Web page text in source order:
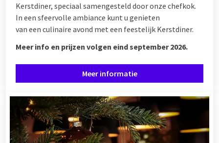
Kerstdiner, speciaal samengesteld door onze chefkok.
In een sfeervolle ambiance kunt u genieten
van een culinaire avond met een feestelijk Kerstdiner.
Meer info en prijzen volgen eind september 2026.
Meer informatie